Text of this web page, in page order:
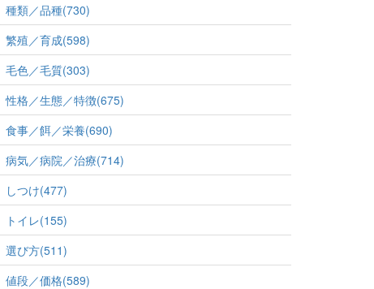
種類／品種(730)
繁殖／育成(598)
毛色／毛質(303)
性格／生態／特徴(675)
食事／餌／栄養(690)
病気／病院／治療(714)
しつけ(477)
トイレ(155)
選び方(511)
値段／価格(589)